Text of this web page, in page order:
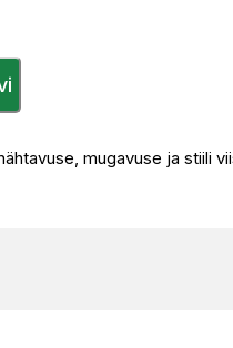
mugavuse ja stiili